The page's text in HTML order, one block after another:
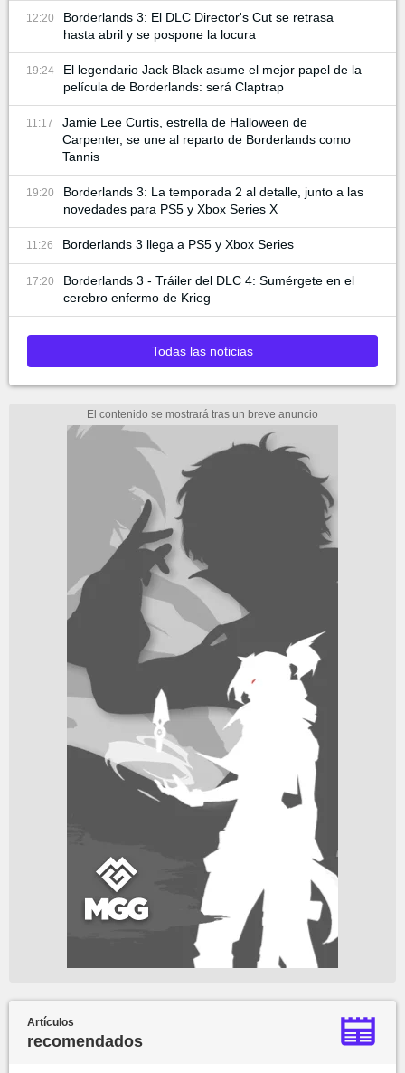
12:20
Borderlands 3: El DLC Director's Cut se retrasa
hasta abril y se pospone la locura
19:24
El legendario Jack Black asume el mejor papel de la
película de Borderlands: será Claptrap
11:17
Jamie Lee Curtis, estrella de Halloween de
Carpenter, se une al reparto de Borderlands como
Tannis
19:20
Borderlands 3: La temporada 2 al detalle, junto a las
novedades para PS5 y Xbox Series X
11:26 Borderlands 3 llega a PS5 y Xbox Series
17:20
Borderlands 3 - Tráiler del DLC 4: Sumérgete en el
cerebro enfermo de Krieg
Todas las noticias
Artículos
recomendados